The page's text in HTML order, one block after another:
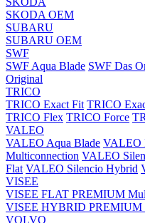
SKODA OEM
SUBARU
SUBARU OEM
SWF
SWF Aqua Blade SWF Das
Original
TRICO
TRICO Exact Fit TRICO
TRICO Flex TRICO Force
VALEO
VALEO Aqua Blade VALEO
Multiconnection VALEO
Flat VALEO Silencio Hybrid
VISEE
VISEE FLAT PREMIUM
VISEE HYBRID
VOLVO